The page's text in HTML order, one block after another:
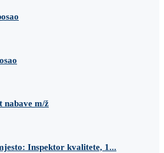
nabave m/ž
Inspektor kvalitete, 1...